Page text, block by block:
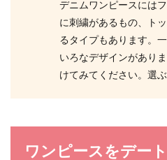
デニムワンピースには
に刺繍があるもの、ト
るタイプもあります。
いろなデザインがあり
けてみてください。選
ワンピースをデー